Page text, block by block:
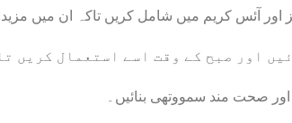
آئس کریم میں شامل کریں تاکہ ان میں مزیدار
اور صبح کے وقت اسے استعمال کریں
صحت مند سمووتھی بنائیں۔